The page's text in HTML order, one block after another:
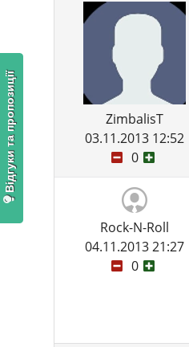
ZimbalisT
03.11.2013 12:52
0
Rock-N-Roll
04.11.2013 21:27
0
Відгуки та пропозиції